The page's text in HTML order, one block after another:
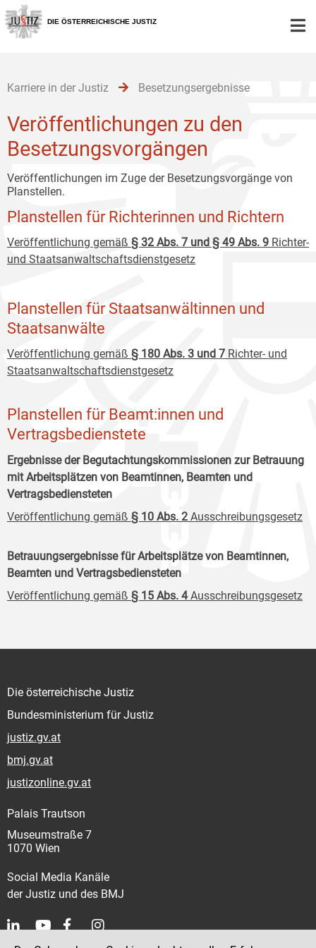
Zur
Hauptnavigation
[1]
Zum
Inhalt
[2]
Zum
Untermenü
[3]
DIE ÖSTERREICHISCHE JUSTIZ
Karriere in der Justiz Besetzungsergebnisse
Veröffentlichungen zu den
Besetzungsvorgängen
Veröffentlichungen im Zuge der Besetzungsvorgänge von
Planstellen.
Planstellen für Richterinnen und Richtern
Veröffentlichung gemäß § 32 Abs. 7 und § 49 Abs. 9 Richter-
und Staatsanwaltschaftsdienstgesetz
Planstellen für Staatsanwältinnen und
Staatsanwälte
Veröffentlichung gemäß § 180 Abs. 3 und 7 Richter- und
Staatsanwaltschaftsdienstgesetz
Planstellen für Beamt:innen und
Vertragsbedienstete
Ergebnisse der Begutachtungskommissionen zur Betrauung
mit Arbeitsplätzen von Beamtinnen, Beamten und
Vertragsbediensteten
Veröffentlichung gemäß § 10 Abs. 2 Ausschreibungsgesetz
Betrauungsergebnisse für Arbeitsplätze von Beamtinnen,
Beamten und Vertragsbediensteten
Veröffentlichung gemäß § 15 Abs. 4Ausschreibungsgesetz
Die österreichische Justiz
Bundesministerium für Justiz
justiz.gv.at
bmj.gv.at
justizonline.gv.at
Palais Trautson
Museumstraße 7
1070 Wien
Social Media Kanäle
der Justiz und des BMJ